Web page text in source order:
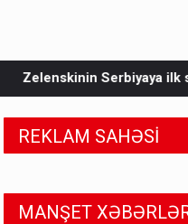
ilk səfəri: Vuçiçlə kritik
REKLAM SAHƏSİ
MANŞET